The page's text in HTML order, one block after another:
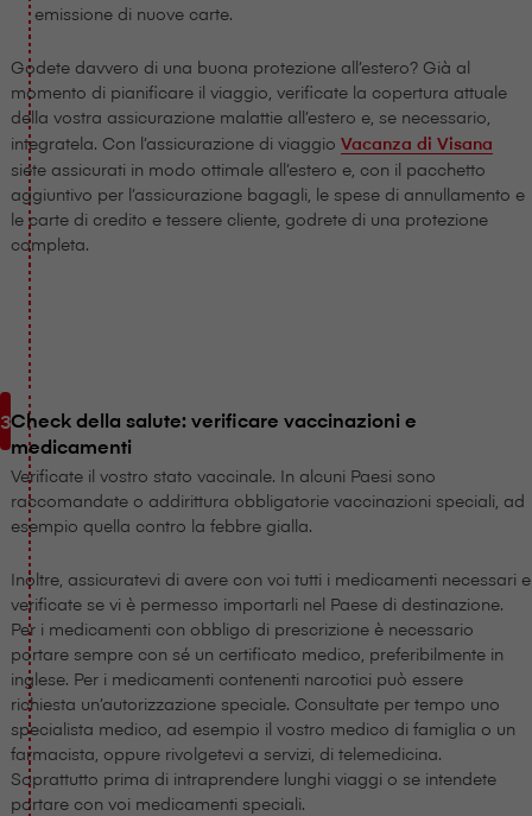
emissione di nuove carte.
Godete davvero di una buona protezione all’estero? Già al
momento di pianificare il viaggio, verificate la copertura attuale
della vostra assicurazione malattie all’estero e, se necessario,
integratela. Con l’assicurazione di viaggio Vacanza di V⁠i⁠s⁠a⁠n⁠a
siete assicurati in modo ottimale all’estero e, con il pacchetto
aggiuntivo per l’assicurazione bagagli, le spese di annullamento e
le carte di credito e tessere cliente, godrete di una protezione
completa.
Check della salute: verificare vaccinazioni e
medicamenti
Verificate il vostro stato vaccinale. In alcuni Paesi sono
raccomandate o addirittura obbligatorie vaccinazioni speciali, ad
esempio quella contro la febbre gialla.
Inoltre, assicuratevi di avere con voi tutti i medicamenti necessari e
verificate se vi è permesso importarli nel Paese di destinazione.
Per i medicamenti con obbligo di prescrizione è necessario
portare sempre con sé un certificato medico, preferibilmente in
inglese. Per i medicamenti contenenti narcotici può essere
richiesta un’autorizzazione speciale. Consultate per tempo uno
specialista medico, ad esempio il vostro medico di famiglia o un
farmacista, oppure rivolgetevi a servizi, di telemedicina.
Soprattutto prima di intraprendere lunghi viaggi o se intendete
portare con voi medicamenti speciali.